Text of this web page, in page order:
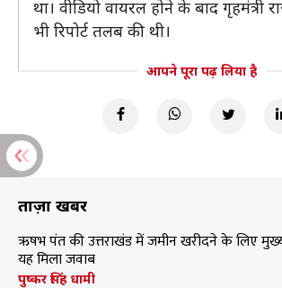
था। वीडियो वायरल होने के बाद गृहमंत्री
भी रिपोर्ट तलब की थी।
आपने पूरा पढ़ लिया है
ताज़ा खबरें
ऋषभ पंत की उत्तराखंड में जमीन खरीदने के लिए
यह मिला जवाब
पुष्कर सिंह धामी